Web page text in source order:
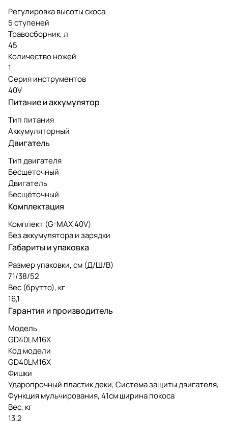
Регулировка высоты скоса
5 ступеней
Травосборник, л
45
Количество ножей
1
Серия инструментов
40V
Питание и аккумулятор
Тип питания
Аккумуляторный
Двигатель
Тип двигателя
Бесщеточный
Двигатель
Бесщёточный
Комплектация
Комплект (G-MAX 40V)
Без аккумулятора и зарядки
Габариты и упаковка
Размер упаковки, см (Д/Ш/В)
71/38/52
Вес (брутто), кг
16,1
Гарантия и производитель
Модель
GD40LM16X
Код модели
GD40LM16X
Фишки
Ударопрочный пластик деки, Система защиты двигателя,
Функция мульчирования, 41см ширина покоса
Вес, кг
13,2